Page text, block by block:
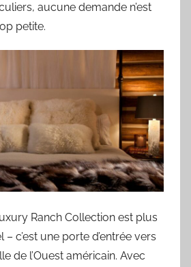
aucune demande n’est
petite.
Ranch Collection est plus
– c’est une porte d’entrée vers
de l’Ouest américain. Avec